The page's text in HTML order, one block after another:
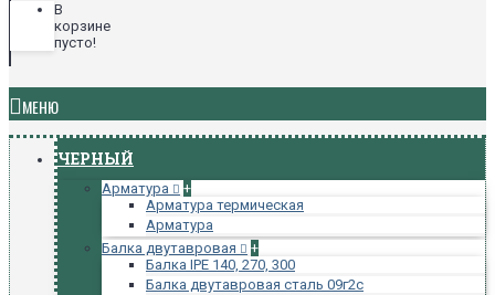
В
корзине
пусто!
МЕНЮ
ЧЕРНЫЙ
Арматура
+
Арматура термическая
Арматура
Балка двутавровая
+
Балка IPE 140, 270, 300
Балка двутавровая сталь 09г2с